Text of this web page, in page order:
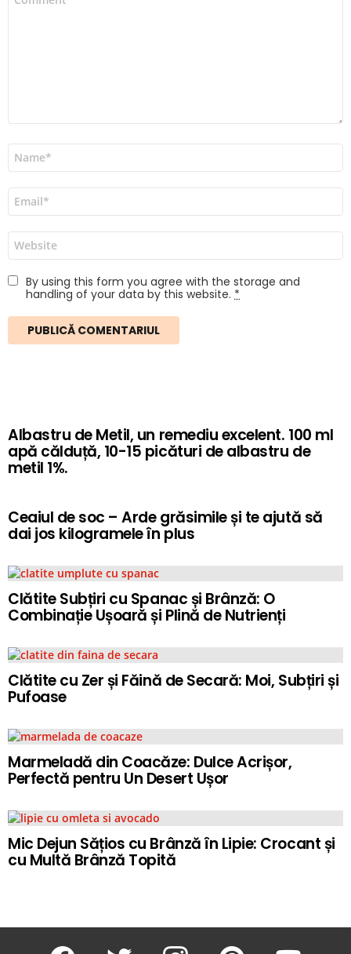
Nume
Email
Site
web
By using this form you agree with the storage and
handling of your data by this website. *
Albastru de Metil, un remediu excelent. 100 ml
apă călduță, 10-15 picături de albastru de
metil 1%.
Ceaiul de soc – Arde grăsimile și te ajută să
dai jos kilogramele în plus
Clătite Subțiri cu Spanac și Brânză: O
Combinație Ușoară și Plină de Nutrienți
Clătite cu Zer și Făină de Secară: Moi, Subțiri și
Pufoase
Marmeladă din Coacăze: Dulce Acrișor,
Perfectă pentru Un Desert Ușor
Mic Dejun Sățios cu Brânză în Lipie: Crocant și
cu Multă Brânză Topită
facebook twitter instagram pinterest